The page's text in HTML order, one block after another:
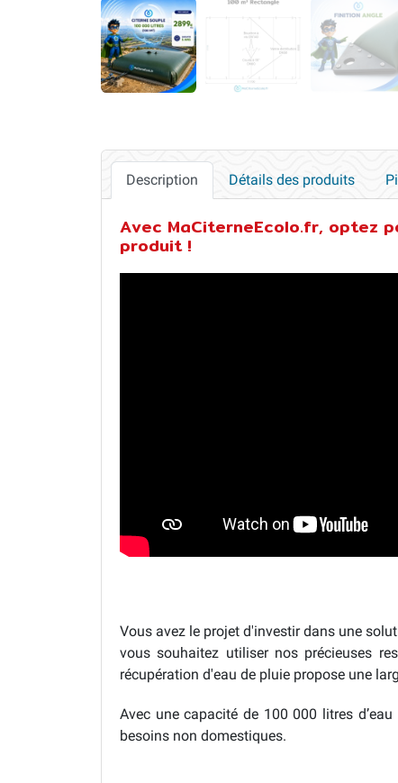
Description Détails des produits
Avec MaCiterneEcolo.fr, optez
produit !
Vous avez le projet d'investir dans une
vous souhaitez utiliser nos précieuses
récupération d'eau de pluie propose une
Avec une capacité de 100 000 litres
besoins non domestiques.